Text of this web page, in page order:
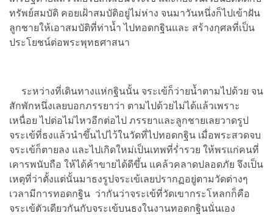
ทรัพย์สมบัติ คอยเฝ้าสมบัติอยู่ไม่ห่าง จนมาวันหนึ่งก็ไปเข้าฝัน
ลูกชายให้เอาสมบัติที่ท่าน้ำ ไปทอดกฐินและ สร้างกุศลที่เป็น
ประโยชน์ต่อพระพุทธศาสนา
ระหว่างที่เดินทางแห่กฐินนั้น จระเข้ก็ว่ายน้ำตามไปด้วย จน
สักพักหนึ่งเลยบอกภรรยาว่า ตามไปด้วยไม่ได้แล้วเพราะ
เหนื่อย ไปต่อไม่ไหวอีกต่อไป ภรรยาและลูกชายเลยวาดรูป
จระเข้ที่ธงแล้วนำขึ้นไปไว้ในวัดที่ไปทอดกฐิน เมื่อพระสวดจบ
จระเข้ก็ตายลง และไปเกิดใหม่เป็นเทพที่ร่ำรวย ให้พรแก่คนที่
เคารพนับถือ ให้ได้ค้าขายได้ดีขึ้น แคล้วคลาดปลอดภัย จึงเป็น
เหตุที่ว่าตั้งแต่นั้นมาธงรูปจระเข้เลยปรากฏอยู่ตามวัดต่างๆ
เวลามีการทอดกฐิน ว่ากันว่าจระเข้ที่วัดเขากระโหลกก็คือ
จระเข้ตัวเดียวกันกับจระเข้บนธงในงานทอดกฐินนั่นเอง